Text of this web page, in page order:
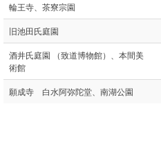
輪王寺、茶寮宗園
旧池田氏庭園
酒井氏庭園 （致道博物館）、本間美
術館
願成寺 白水阿弥陀堂、南湖公園